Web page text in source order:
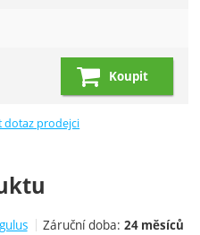
Koupit
dotaz prodejci
Záruční doba: 24 měsíců